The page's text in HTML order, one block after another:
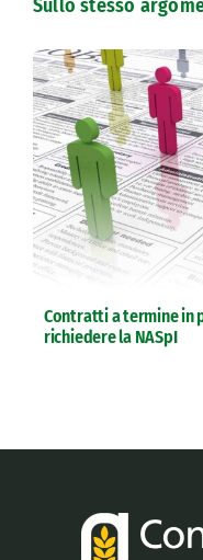
Sullo stesso
Contratti a termine in
richiedere la NASpI